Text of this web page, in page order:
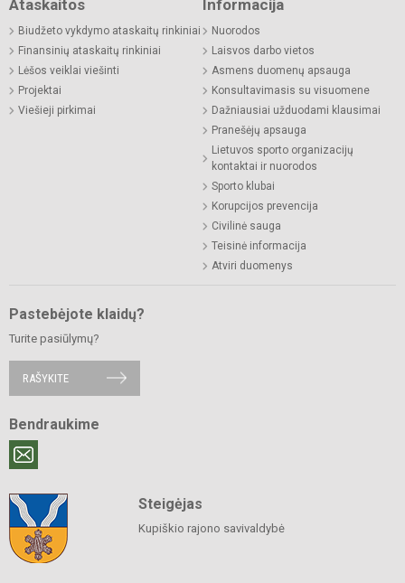
Ataskaitos
Biudžeto vykdymo ataskaitų rinkiniai
Finansinių ataskaitų rinkiniai
Lėšos veiklai viešinti
Projektai
Viešieji pirkimai
Informacija
Nuorodos
Laisvos darbo vietos
Asmens duomenų apsauga
Konsultavimasis su visuomene
Dažniausiai užduodami klausimai
Pranešėjų apsauga
Lietuvos sporto organizacijų
kontaktai ir nuorodos
Sporto klubai
Korupcijos prevencija
Civilinė sauga
Teisinė informacija
Atviri duomenys
Pastebėjote klaidų?
Turite pasiūlymų?
RAŠYKITE
Bendraukime
Steigėjas
Kupiškio rajono savivaldybė